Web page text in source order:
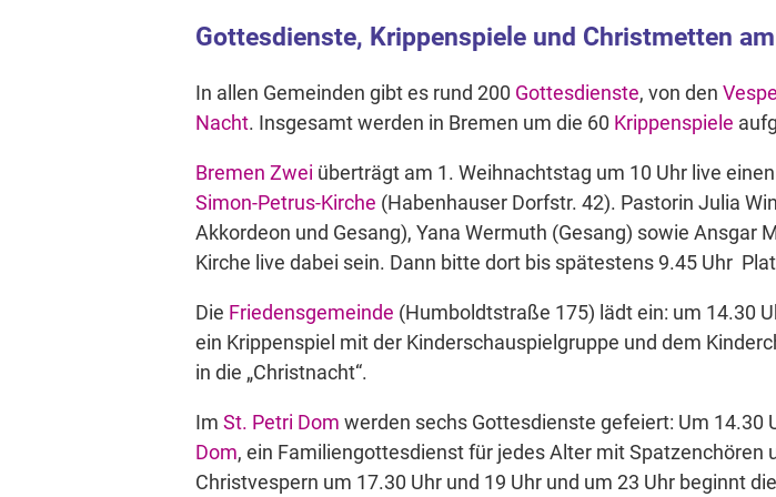
Gottesdienste, Krippenspiele und Christmetten
In allen Gemeinden gibt es rund 200 Gottesdienste, von den
Nacht. Insgesamt werden in Bremen um die 60 Krippenspiele
Bremen Zwei überträgt am 1. Weihnachtstag um 10 Uhr live einen
Simon-Petrus-Kirche (Habenhauser Dorfstr. 42). Pastorin Julia
Akkordeon und Gesang), Yana Wermuth (Gesang) sowie Ansgar
Kirche live dabei sein. Dann bitte dort bis spätestens 9.45 Uhr
Die Friedensgemeinde (Humboldtstraße 175) lädt ein: um 14.30
ein Krippenspiel mit der Kinderschauspielgruppe und dem
in die „Christnacht“.
Im St. Petri Dom werden sechs Gottesdienste gefeiert: Um 14.30
Dom, ein Familiengottesdienst für jedes Alter mit Spatzenchören
Christvespern um 17.30 Uhr und 19 Uhr und um 23 Uhr beginnt die